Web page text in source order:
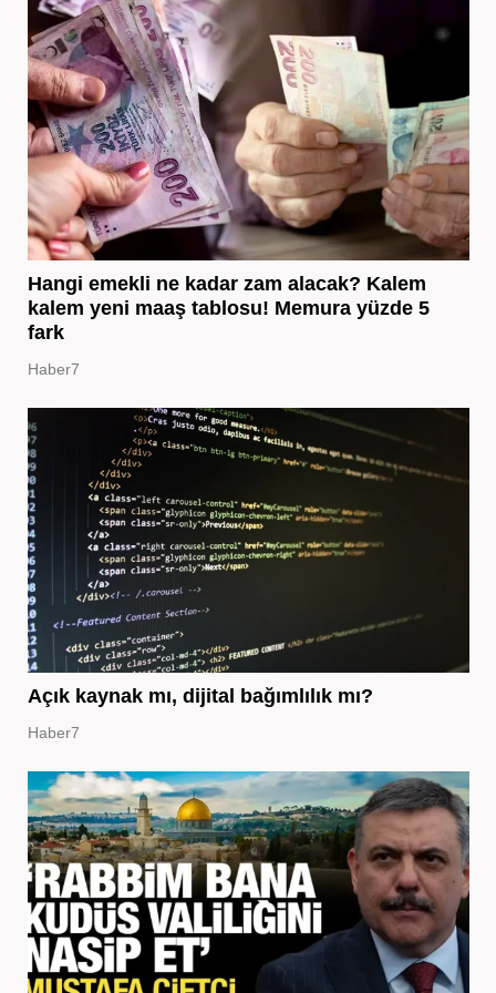
Hangi emekli ne kadar zam alacak? Kalem
kalem yeni maaş tablosu! Memura yüzde 5
fark
Haber7
Açık kaynak mı, dijital bağımlılık mı?
Haber7